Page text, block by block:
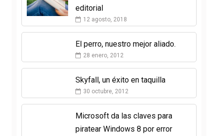
editorial
12 agosto, 2018
El perro, nuestro mejor aliado.
28 enero, 2012
Skyfall, un éxito en taquilla
30 octubre, 2012
Microsoft da las claves para
piratear Windows 8 por error